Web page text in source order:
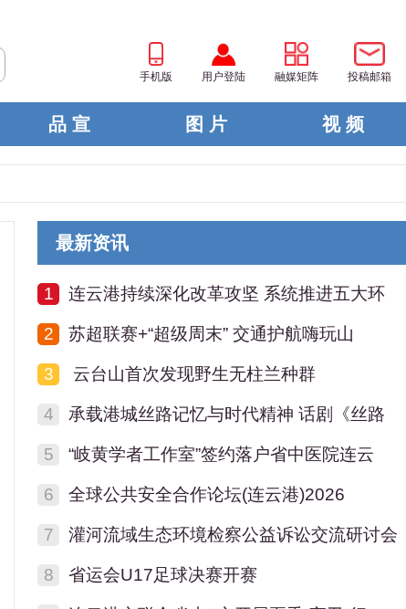
手机版 用户登陆 融媒矩阵 投稿邮箱
品 宣 图 片 视 频
最新资讯
1 连云港持续深化改革攻坚 系统推进五大环
2 苏超联赛+“超级周末” 交通护航嗨玩山
3 云台山首次发现野生无柱兰种群
4 承载港城丝路记忆与时代精神 话剧《丝路
5 “岐黄学者工作室”签约落户省中医院连云
6 全球公共安全合作论坛(连云港)2026
7 灌河流域生态环境检察公益诉讼交流研讨会
8 省运会U17足球决赛开赛